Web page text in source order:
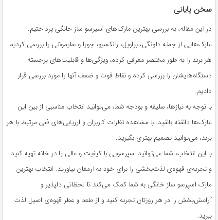
سخن پایانی
در این مقاله، به بررسی بهترین مارک‌های اسپرسو ساز خانگی پرداختیم.
مارک‌هایی از جمله دلونگی، براویل، رانکسیو، جورا و سایمونلی را بررسی کردیم.
هر برند را به طور مختصر معرفی کرده، ویژگی‌ها و قابلیت‌های برجسته
دستگاه‌هایشان را بررسی کرده و نقاط قوت و ضعف آنها را مورد بررسی قرار
دادیم.
با توجه به نیازها، سلیقه و بودجه شما، می‌توانید انتخاب مناسبی از بین این
مارک‌ها داشته باشید. با مشاهده نظرات کاربران و ارزیابی‌های فنی مرتبط با هر
برند، می‌توانید تصمیم بهتری بگیرید.
با این انتخاب، شما می‌توانید اسپرسویی با کیفیت و عالی را در خانه تهیه کنید
و تجربه‌ی قهوه‌ی لذت‌بخشی را برای خود به ارمغان بیاورید. انتخاب بهترین
مارک اسپرسو ساز خانگی به شما کمک می‌کند تا لحظاتی دلپذیر و
آرامش‌بخش را در هر روزتان تجربه کنید و از طعم و عطر قهوه‌ی اصیل لذت
ببرید.